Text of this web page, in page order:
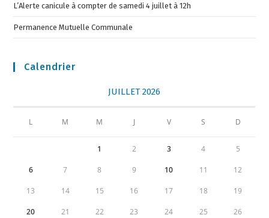
L’Alerte canicule à compter de samedi 4 juillet à 12h
Permanence Mutuelle Communale
Calendrier
JUILLET 2026
L M M J V S D
1 2 3 4 5
6 7 8 9 10 11 12
13 14 15 16 17 18 19
20 21 22 23 24 25 26